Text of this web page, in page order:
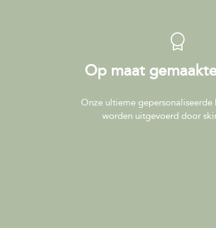
Op maat
Onze ultieme gepersonaliseerde
worden uitgevoerd door